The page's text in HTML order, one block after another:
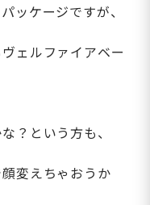
ッケージですが、
ェルファイアベー
？という方も、
変えちゃおうか